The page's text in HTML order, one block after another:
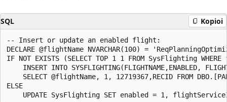
SQL Kopioi
-- Insert or update an enabled flight:
DECLARE @flightName NVARCHAR(100) =
IF NOT EXISTS (SELECT TOP 1 1 FROM SysFlighting
INSERT INTO SYSFLIGHTING(FLIGHTNAME,ENABLED,
SELECT @flightName, 1, 12719367,RECID FROM
ELSE